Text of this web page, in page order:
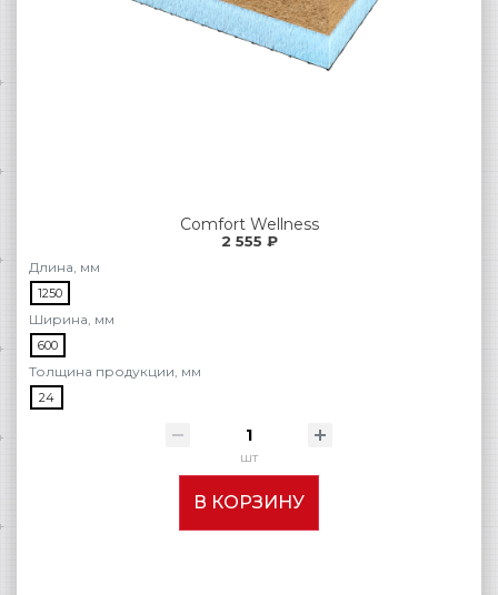
Comfort Wellness
2 555 ₽
Длина, мм
1250
Ширина, мм
600
Толщина продукции, мм
24
шт
В КОРЗИНУ